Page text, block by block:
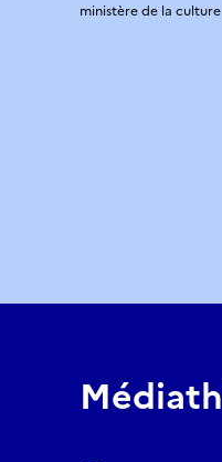
ministère de la culture